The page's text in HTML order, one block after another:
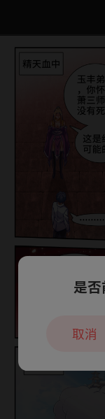
本章节
是
取消